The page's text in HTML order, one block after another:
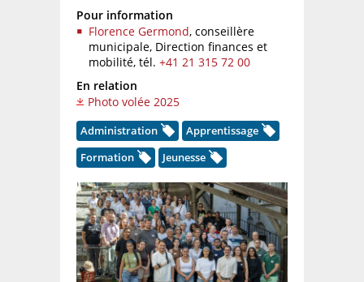
Pour information
Florence Germond, conseillère
municipale, Direction finances et
mobilité, tél. +41 21 315 72 00
En relation
Photo volée 2025
Administration
Apprentissage
Formation
Jeunesse